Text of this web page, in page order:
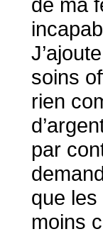
soins
rien
par
que les
moins